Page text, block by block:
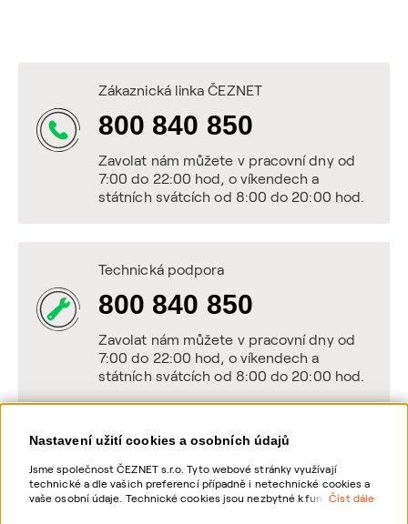
Nastavení užití cookies a osobních údajů
Jsme společnost ČEZNET s.r.o. Tyto webové stránky využívají
technické a dle vašich preferencí případně i netechnické cookies a
vaše osobní údaje. Technické cookies jsou nezbytné k fungování
Číst dále
Zákaznická linka ČEZNET
800 840 850
Zavolat nám můžete v pracovní dny od
7:00 do 22:00 hod, o víkendech a
státních svátcích od 8:00 do 20:00 hod.
Technická podpora
800 840 850
Zavolat nám můžete v pracovní dny od
7:00 do 22:00 hod, o víkendech a
státních svátcích od 8:00 do 20:00 hod.
Napište nám
POSLAT VZKAZ